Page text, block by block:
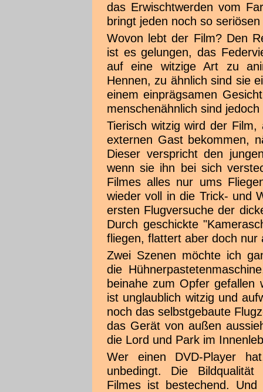
das Erwischtwerden vom
bringt jeden noch so
Wovon lebt der Film? Den
ist es gelungen, das
auf eine witzige Art zu
Hennen, zu ähnlich sind sie
einem einprägsamen
menschenähnlich sind
Tierisch witzig wird der
externen Gast bekommen,
Dieser verspricht den
wenn sie ihn bei sich
Filmes alles nur ums
wieder voll in die Trick- und
ersten Flugversuche der
Durch geschickte
fliegen, flattert aber doch nur
Zwei Szenen möchte ich
die
beinahe zum Opfer gefallen
ist unglaublich witzig und
noch das selbstgebaute
das Gerät von außen
die Lord und Park im
Wer einen DVD-Player
unbedingt. Die Bildqualität
Filmes ist bestechend.